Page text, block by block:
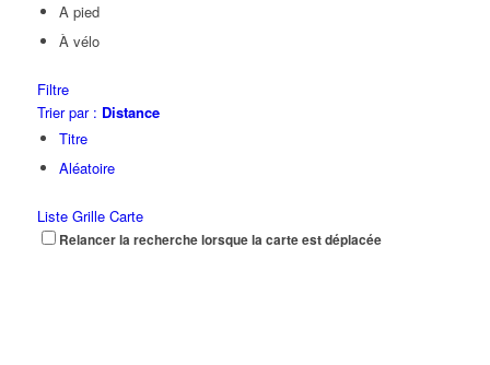
A pied
À vélo
Filtre
Trier par : Distance
Titre
Aléatoire
Liste Grille Carte
Relancer la recherche lorsque la carte est déplacée